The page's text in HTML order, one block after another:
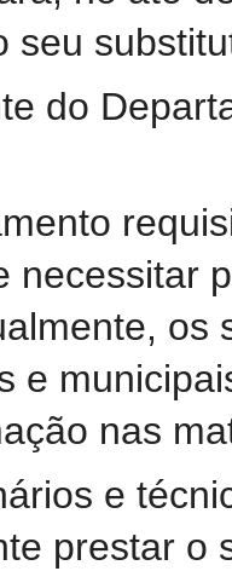
seu
do
necessitar
os
e
nas
e
prestar o